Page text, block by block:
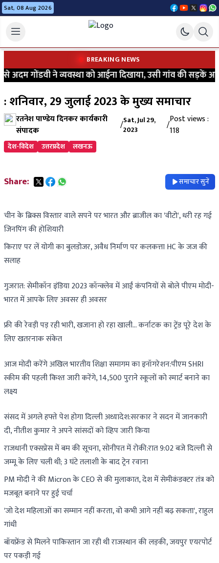
Sat, 08 Aug 2026
BREAKING NEWS
गोंडवी ने व्यवस्था को आईना दिखाया, उसी गांव की सड़कें आज
: शनिवार, 29 जुलाई 2023 के मुख्य समाचार
रतनेश पाण्डेय दिनकर कार्यकारी
संपादक
/Sat, Jul 29,
2023
/Post views :
118
देश-विदेश उत्तरप्रदेश लखनऊ
Share: समाचार सुनें
चीन के ब्रिक्स विस्तार वाले सपने पर भारत और ब्राजील का 'वीटो', धरी रह गई
जिनपिंग की होशियारी
किराए पर लें योगी का बुलडोजर, अवैध निर्माण पर कलकत्ता HC के जज की
सलाह
गुजरात: सेमीकॉन इंडिया 2023 कॉन्क्लेव में आईं कंपनियों से बोले पीएम मोदी-
भारत में आपके लिए अवसर ही अवसर
फ्री की रेवड़ी पड़ रही भारी, खजाना हो रहा खाली… कर्नाटक का ट्रेंड पूरे देश के
लिए खतरनाक संकेत
आज मोदी करेंगे अखिल भारतीय शिक्षा समागम का इनॉगरेशन:पीएम SHRI
स्कीम की पहली किश्त जारी करेंगे, 14,500 पुराने स्कूलों को स्मार्ट बनाने का
लक्ष्य
संसद में अगले हफ्ते पेश होगा दिल्ली अध्यादेश:सरकार ने सदन में जानकारी
दी, नीतीश कुमार ने अपने सांसदों को व्हिप जारी किया
राजधानी एक्सप्रेस में बम की सूचना, सोनीपत में रोकी:रात 9:02 बजे दिल्ली से
जम्मू के लिए चली थी; 3 घंटे तलाशी के बाद ट्रेन रवाना
PM मोदी ने की Micron के CEO से की मुलाकात, देश में सेमीकंडक्टर तंत्र को
मजबूत बनाने पर हुई चर्चा
'जो देश महिलाओं का सम्मान नहीं करता, वो कभी आगे नहीं बढ़ सकता', राहुल
गांधी
बॉयफ्रेंड से मिलने पाकिस्तान जा रही थी राजस्थान की लड़की, जयपुर एयरपोर्ट
पर पकड़ी गई